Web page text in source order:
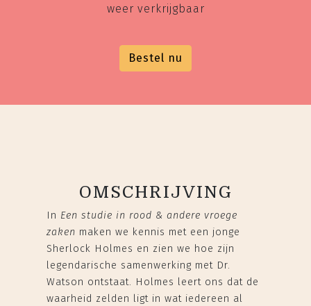
weer verkrijgbaar
Bestel nu
OMSCHRIJVING
In Een studie in rood & andere vroege
zaken maken we kennis met een jonge
Sherlock Holmes en zien we hoe zijn
legendarische samenwerking met Dr.
Watson ontstaat. Holmes leert ons dat de
waarheid zelden ligt in wat iedereen al